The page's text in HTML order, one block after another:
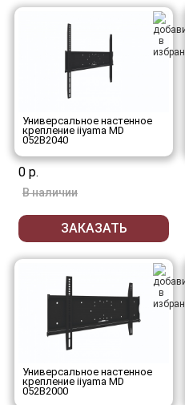
Универсальное настенное
крепление iiyama MD
052B2040
0 р.
В наличии
ЗАКАЗАТЬ
Универсальное настенное
крепление iiyama MD
052B2000